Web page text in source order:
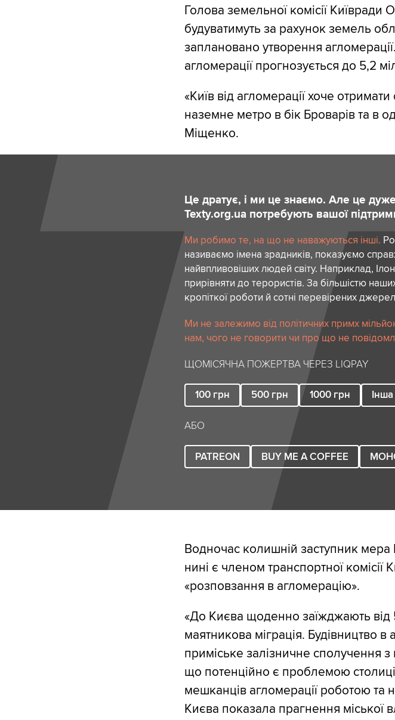
Голова земельної комісії
будуватимуть за рахунок земель
заплановано утворення
агломерації прогнозується до 5,2
«Київ від агломерації хоче
наземне метро в бік Броварів та в
Міщенко.
Це дратує, і ми це знаємо. Але це
Texty.org.ua потребують вашої
Ми робимо те, на що не наважуються інші.
називаємо імена зрадників, показуємо
найвпливовіших людей світу. Наприклад,
прирівняти до терористів. За більшістю
кропіткої роботи й сотні перевірених
Ми не залежимо від політичних примх
нам, чого не говорити чи про що не
ЩОМІСЯЧНА ПОЖЕРТВА ЧЕРЕЗ LIQPAY
100 грн 500 грн 1000 грн
АБО
PATREON BUY ME A COFFEE
Водночас колишній заступник мера
нині є членом транспортної комісії
«розповзання в агломерацію».
«До Києва щоденно заїжджають від
маятникова міграція. Будівництво
приміське залізничне сполучення
що потенційно є проблемою
мешканців агломерації роботою та
Києва показала прагнення міської